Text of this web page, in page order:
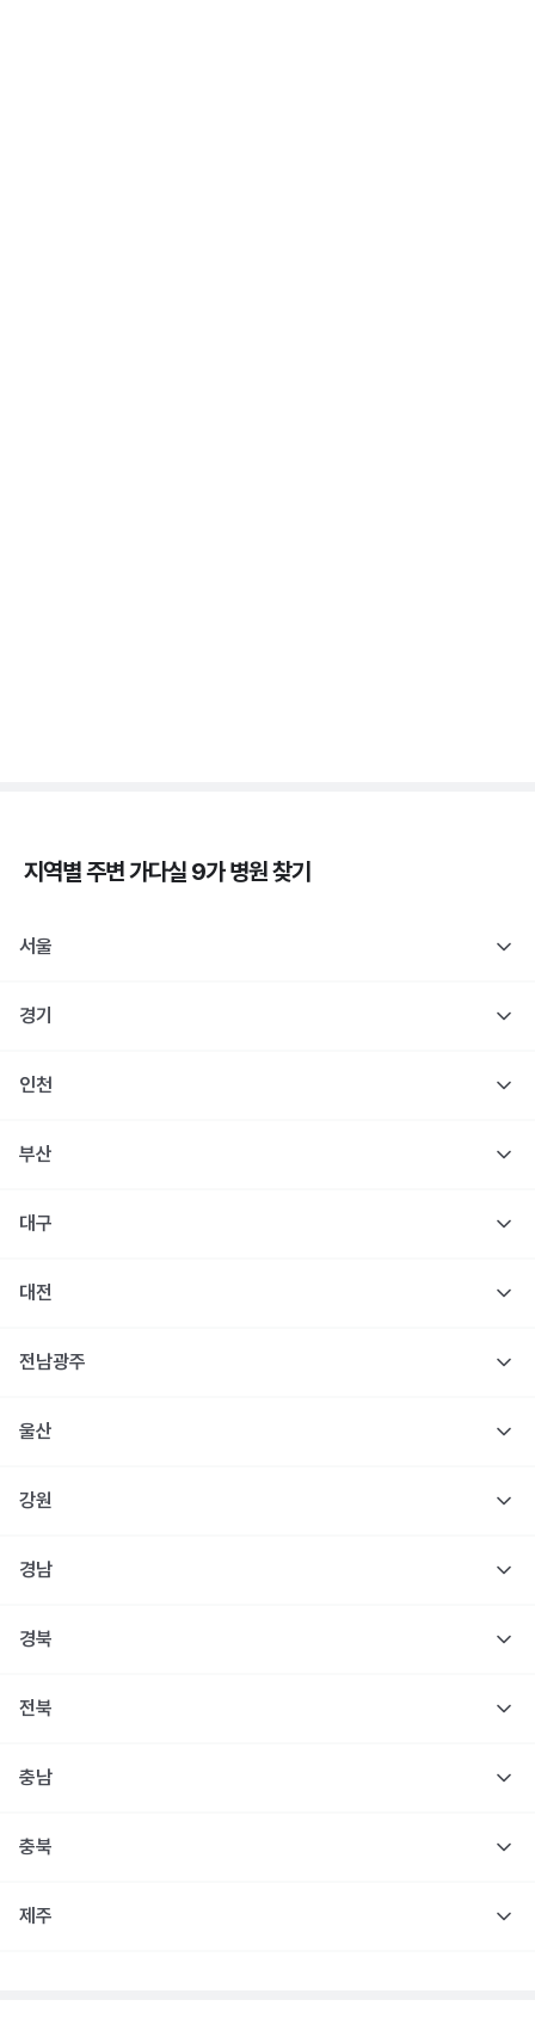
지역별 주변가다실 9가병원 찾기
서울
경기
인천
부산
대구
대전
전남광주
울산
강원
경남
경북
전북
충남
충북
제주